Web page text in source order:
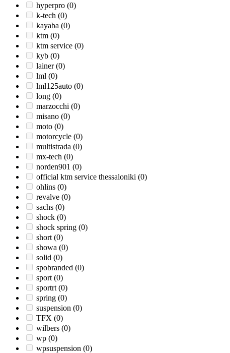
hyperpro (0)
k-tech (0)
kayaba (0)
ktm (0)
ktm service (0)
kyb (0)
lainer(0)
lml (0)
lml125auto (0)
long (0)
marzocchi (0)
misano (0)
moto (0)
motorcycle (0)
multistrada (0)
mx-tech (0)
norden901 (0)
official ktm service thessaloniki (0)
ohlins (0)
revalve (0)
sachs (0)
shock (0)
shock spring (0)
short (0)
showa (0)
solid (0)
spobranded (0)
sport (0)
sportrt (0)
spring (0)
suspension (0)
TFX (0)
wilbers (0)
wp (0)
wpsuspension (0)